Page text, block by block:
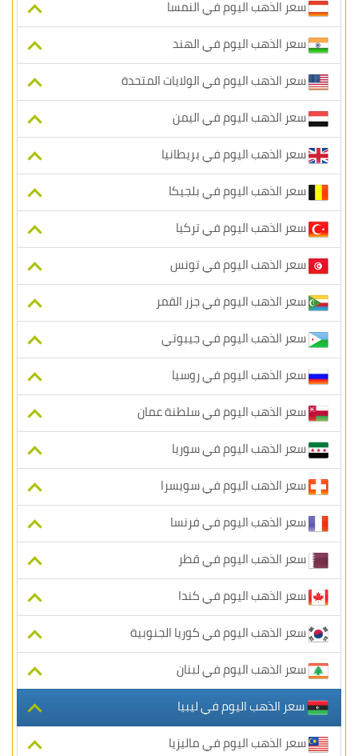
سعر الذهب اليوم في النمسا
سعر الذهب اليوم في الهند
سعر الذهب اليوم في الولايات المتحدة
سعر الذهب اليوم في اليمن
سعر الذهب اليوم في بريطانيا
سعر الذهب اليوم في بلجيكا
سعر الذهب اليوم في تركيا
سعر الذهب اليوم في تونس
سعر الذهب اليوم في جزر القمر
سعر الذهب اليوم في جيبوتي
سعر الذهب اليوم في روسيا
سعر الذهب اليوم في سلطنة عمان
سعر الذهب اليوم في سوريا
سعر الذهب اليوم في سويسرا
سعر الذهب اليوم في فرنسا
سعر الذهب اليوم في قطر
سعر الذهب اليوم في كندا
سعر الذهب اليوم في كوريا الجنوبية
سعر الذهب اليوم في لبنان
سعر الذهب اليوم في ليبيا
سعر الذهب اليوم في ماليزيا